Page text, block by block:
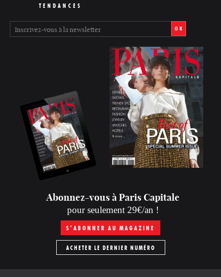
TENDANCES
OK
Abonnez-vous à Paris Capitale
pour seulement 29€/an !
S’ABONNER AU MAGAZINE
ACHETER LE DERNIER NUMÉRO